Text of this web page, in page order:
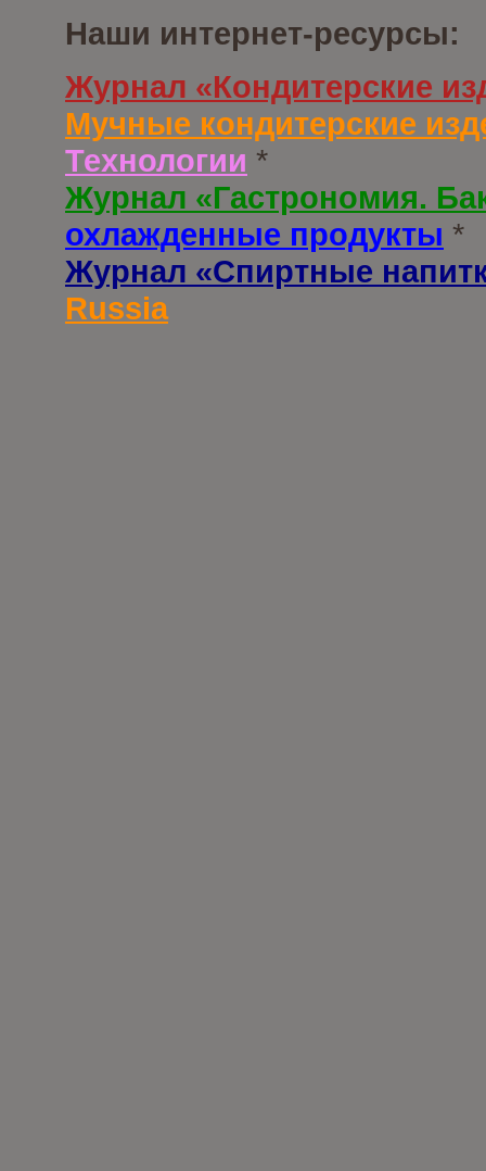
Наши интернет-ресурсы:
Журнал «Кондитерские
Мучные кондитерские
Технологии *
Журнал «Гастрономия.
охлажденные продукты *
Журнал «Спиртные
Russia